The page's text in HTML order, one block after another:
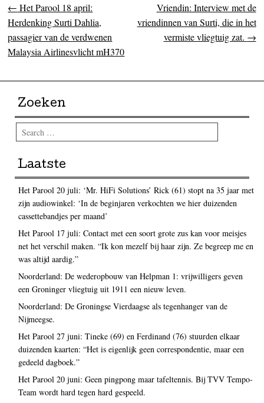
Post navigation
← Het Parool 18 april:
Herdenking Surti Dahlia,
passagier van de verdwenen
Malaysia Airlinesvlicht mH370
Vriendin: Interview met de
vriendinnen van Surti, die in het
vermiste vliegtuig zat. →
Zoeken
Search
Laatste
Het Parool 20 juli: ‘Mr. HiFi Solutions’ Rick (61) stopt na 35 jaar met
zijn audiowinkel: ‘In de beginjaren verkochten we hier duizenden
cassettebandjes per maand’
Het Parool 17 juli: Contact met een soort grote zus kan voor meisjes
net het verschil maken. “Ik kon mezelf bij haar zijn. Ze begreep me en
was altijd aardig.”
Noorderland: De wederopbouw van Helpman 1: vrijwilligers geven
een Groninger vliegtuig uit 1911 een nieuw leven.
Noorderland: De Groningse Vierdaagse als tegenhanger van de
Nijmeegse.
Het Parool 27 juni: Tineke (69) en Ferdinand (76) stuurden elkaar
duizenden kaarten: “Het is eigenlijk geen correspondentie, maar een
gedeeld dagboek.”
Het Parool 20 juni: Geen pingpong maar tafeltennis. Bij TVV Tempo-
Team wordt hard tegen hard gespeeld.